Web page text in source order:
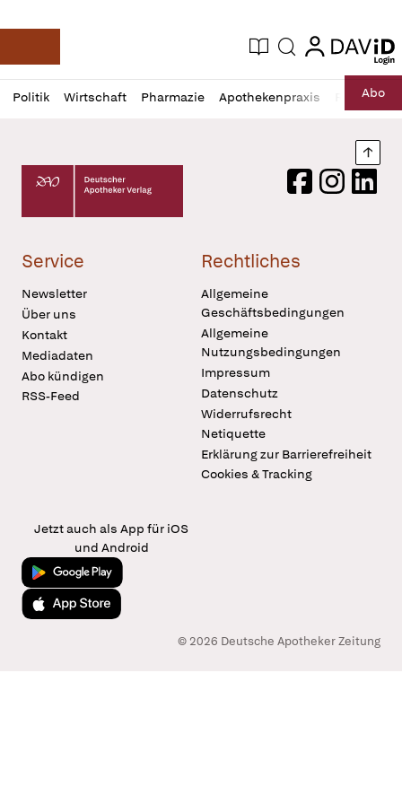
Deutsche Apotheker Zeitung
Aktuelle Ausgabe
Suche login
login
Politik Wirtschaft Pharmazie Apothekenpraxis RechtAbo
Profil
öffnen
Daz
Pur
Deutscher Apotheker Verlag Logo
FacebookInstagram
Service
Newsletter
Über uns
Kontakt
Mediadaten
Abo kündigen
RSS-Feed
Rechtliches
Allgemeine
Geschäftsbedingungen
Allgemeine
Nutzungsbedingungen
Impressum
Datenschutz
Widerrufsrecht
Netiquette
Erklärung zur Barrierefreiheit
Cookies & Tracking
Jetzt auch als App für iOS
und Android
Jetzt bei Google Play
Laden im App Store
© 2026 Deutsche Apotheker Zeitung